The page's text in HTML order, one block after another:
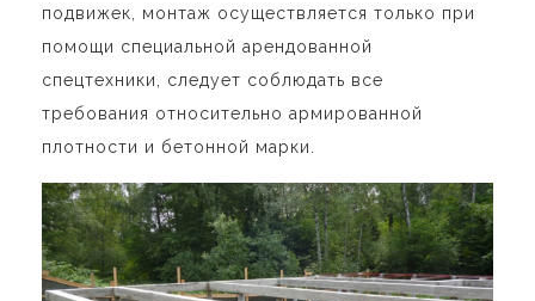
подвижек, монтаж осуществляется только при
помощи специальной арендованной
спецтехники, следует соблюдать все
требования относительно армированной
плотности и бетонной марки.